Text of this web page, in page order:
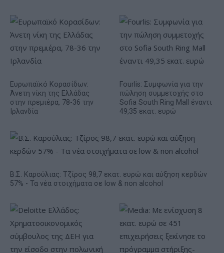
Ευρωπαϊκό Κορασίδων:
Άνετη νίκη της Ελλάδας
στην πρεμιέρα, 78-36 την
Ιρλανδία
Fourlis: Συμφωνία για την
πώληση συμμετοχής στο
Sofia South Ring Mall έναντι
49,35 εκατ. ευρώ
Β.Σ. Καρούλιας: Τζίρος 98,7 εκατ. ευρώ και αύξηση κερδών
57% - Τα νέα στοιχήματα σε low & non alcohol